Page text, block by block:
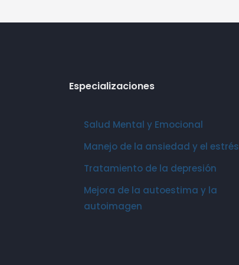
Especializaciones
Salud Mental y Emocional
Manejo de la ansiedad y el estrés
Tratamiento de la depresión
Mejora de la autoestima y la
autoimagen